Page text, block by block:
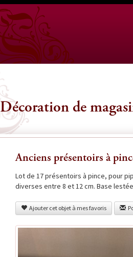
Décoration de
Anciens présentoirs à
Lot de 17 présentoirs à pince, pour
diverses entre 8 et 12 cm. Base
Ajouter cet objet à mes favoris